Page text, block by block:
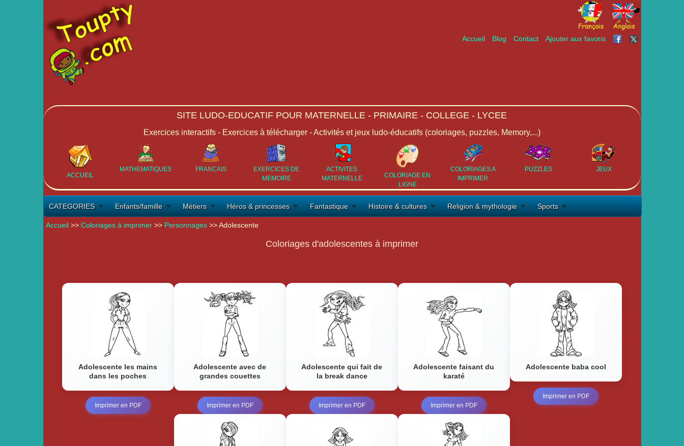
Accueil Blog Contact Ajouter aux favoris
SITE LUDO-EDUCATIF POUR MATERNELLE - PRIMAIRE - COLLEGE - LYCEE
Exercices interactifs - Exercices à télécharger - Activités et jeux ludo-éducatifs (coloriages, puzzles, Memory,...)
ACCUEIL
MATHEMATIQUES FRANCAIS
EXERCICES DE
MEMOIRE
ACTIVITES
MATERNELLE
COLORIAGE EN
LIGNE
COLORIAGES A
IMPRIMER
PUZZLES JEUX
CATEGORIES Enfants/famille Métiers Héros & princesses Fantastique Histoire & cultures Religion & mythologie Sports
Accueil>> Coloriages à imprimer>> Personnages>> Adolescente
Coloriages d'adolescentes à imprimer
Adolescente les mains
dans les poches
Imprimer en PDF
Adolescente avec de
grandes couettes
Imprimer en PDF
Adolescente qui fait de
la break dance
Imprimer en PDF
Adolescente faisant du
karaté
Imprimer en PDF
Adolescente baba cool
Imprimer en PDF